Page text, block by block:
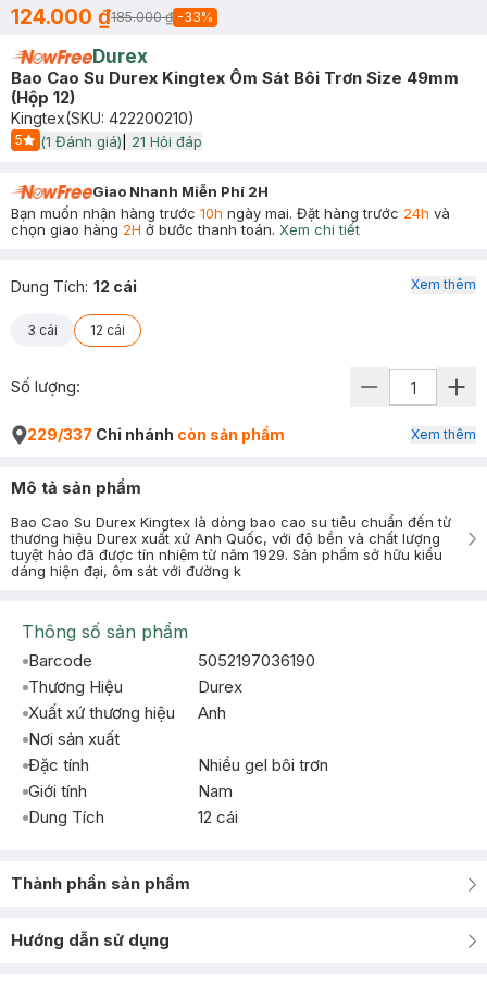
124.000 ₫185.000 ₫ -33%
Durex
Bao Cao Su Durex Kingtex Ôm Sát Bôi Trơn Size 49mm
(Hộp 12)
Kingtex(SKU: 422200210)
5
Start Icon
(1 Đánh giá) 21 Hỏi đáp
Giao Nhanh Miễn Phí 2H
Bạn muốn nhận hàng trước 10h ngày mai. Đặt hàng trước 24h và
chọn giao hàng 2H ở bước thanh toán. Xem chi tiết
Dung Tích: 12 cái
3 cái 12 cái
Xem thêm
Số lượng:
229/337 Chi nhánh còn sản phẩm Xem thêm
Mô tả sản phẩm
Bao Cao Su Durex Kingtex là dòng bao cao su tiêu chuẩn đến từ
thương hiệu Durex xuất xứ Anh Quốc, với độ bền và chất lượng
tuyệt hảo đã được tín nhiệm từ năm 1929. Sản phẩm sở hữu kiểu
dáng hiện đại, ôm sát với đường k
Thông số sản phẩm
Barcode
5052197036190
Thương Hiệu
Durex
Xuất xứ thương hiệu
Anh
Nơi sản xuất
Đặc tính
Nhiều gel bôi trơn
Giới tính
Nam
Dung Tích
12 cái
Thành phần sản phẩm
Hướng dẫn sử dụng